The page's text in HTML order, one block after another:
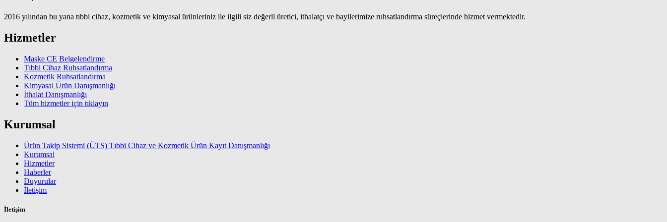
2016 yılından bu yana tıbbi cihaz, kozmetik ve kimyasal ürünleriniz ile ilgili siz değerli üretici, ithalatçı ve bayilerimize ruhsatlandırma süreçlerinde hizmet vermektedir.
Hizmetler
Maske CE Belgelendirme
Tıbbi Cihaz Ruhsatlandırma
Kozmetik Ruhsatlandırma
Kimyasal Ürün Danışmanlığı
İthalat Danışmanlığı
Tüm hizmetler için tıklayın
Kurumsal
Ürün Takip Sistemi (ÜTS) Tıbbi Cihaz ve Kozmetik Ürün Kayıt Danışmanlığı
Kurumsal
Hizmetler
Haberler
Duyurular
İletişim
İletişim